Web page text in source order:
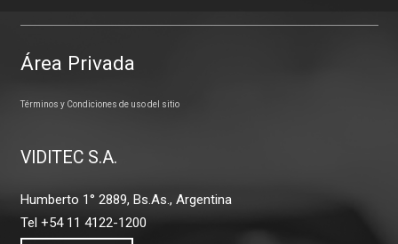
Área Privada
Términos y Condiciones de uso del sitio
VIDITEC S.A.
Humberto 1° 2889, Bs.As., Argentina
Tel +54 11 4122-1200